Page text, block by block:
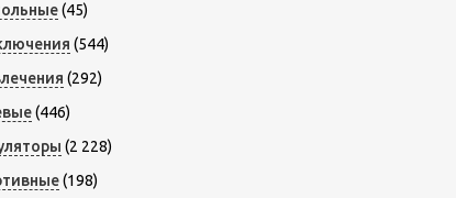
(45)
(544)
(292)
(446)
(2 228)
(198)